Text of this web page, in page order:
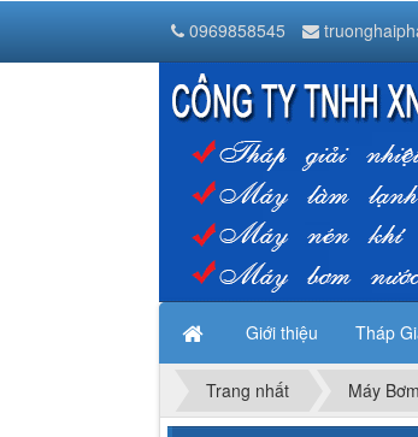
Hà Nội
Giới thiệu Tháp
0969858545
Trang nhất Máy